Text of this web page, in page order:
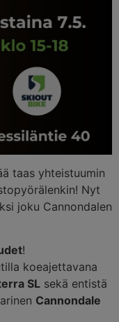
taas yhteistuumin
Nyt
joku Cannondalen
!
koeajettavana
SL sekä entistä
Cannondale